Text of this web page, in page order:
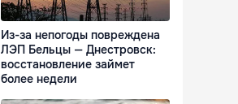
Из-за непогоды повреждена
ЛЭП Бельцы — Днестровск:
восстановление займет
более недели